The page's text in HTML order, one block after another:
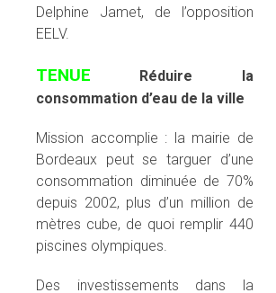
Delphine Jamet, de l’opposition
EELV.
TENUE Réduire la
consommation d’eau de la ville
Mission accomplie : la mairie de
Bordeaux peut se targuer d’une
consommation diminuée de 70%
depuis 2002, plus d’un million de
mètres cube, de quoi remplir 440
piscines olympiques.
Des investissements dans la